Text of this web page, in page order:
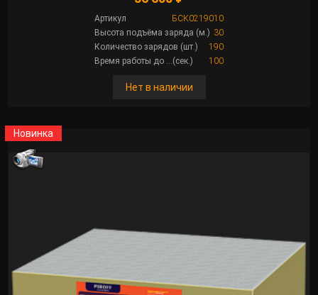
Артикул
БСК0219010
Высота подъёма заряда (м.) 30
Количество зарядов (шт.)
190
Время работы до ...(сек.)
100
Нет в наличии
Новинка